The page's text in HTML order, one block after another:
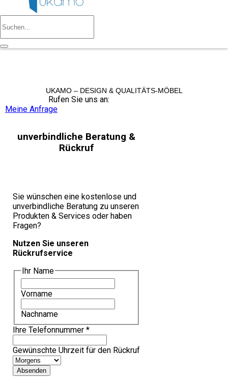
UKAMO – DESIGN & QUALITÄTS-MÖBEL
Rufen Sie uns an:
Meine Anfrage
unverbindliche Beratung &
Rückruf
Sie wünschen eine kostenlose und
unverbindliche Beratung zu unseren
Produkten & Services oder haben
Fragen?
Nutzen Sie unseren
Rückrufservice
Ihr Name
Vorname
Nachname
Ihre Telefonnummer *
Gewünschte Uhrzeit für den Rückruf
Absenden